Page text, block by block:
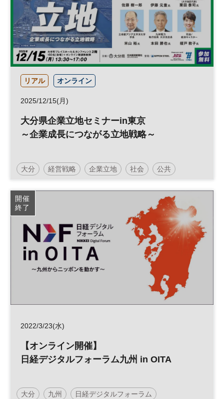
リアル オンライン
2025/12/15(月)
大分県企業立地セミナーin東京
～企業成長につながる立地戦略～
大分 経営戦略 企業立地 社会 公共
参加無料
開催
終了
2022/3/23(水)
【オンライン開催】
日経デジタルフォーラム九州 in OITA
大分 九州 日経デジタルフォーラム